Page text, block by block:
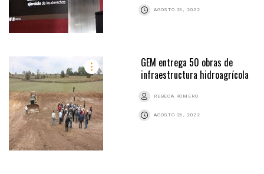
AGOSTO 26, 2022
GEM entrega 50 obras de
infraestructura hidroagrícola
REBECA ROMERO
AGOSTO 26, 2022